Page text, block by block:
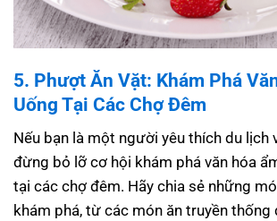
5. Phượt Ăn Vặt: Khám Phá
Uống Tại Các Chợ Đêm
Nếu bạn là một người yêu thích du lịch
đừng bỏ lỡ cơ hội khám phá văn hóa
tại các chợ đêm. Hãy chia sẻ những
khám phá, từ các món ăn truyền thống